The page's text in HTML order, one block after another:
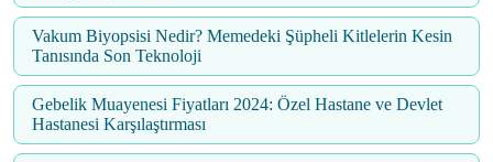
Vakum Biyopsisi Nedir? Memedeki Şüpheli Kitlelerin Kesin
Tanısında Son Teknoloji
Gebelik Muayenesi Fiyatları 2024: Özel Hastane ve Devlet
Hastanesi Karşılaştırması